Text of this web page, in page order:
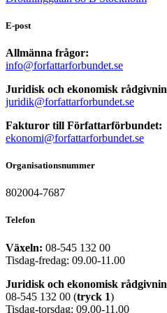
E-post
Allmänna frågor:
info@forfattarforbundet.se
Juridisk och ekonomisk
juridik@forfattarforbundet.se
Fakturor till Författarförbundet:
ekonomi@forfattarforbundet.se
Organisationsnummer
802004-7687
Telefon
Växeln: 08-545 132 00
Tisdag-fredag: 09.00-11.00
Juridisk och ekonomisk
08-545 132 00 (tryck 1)
Tisdag-torsdag: 09.00-11.00